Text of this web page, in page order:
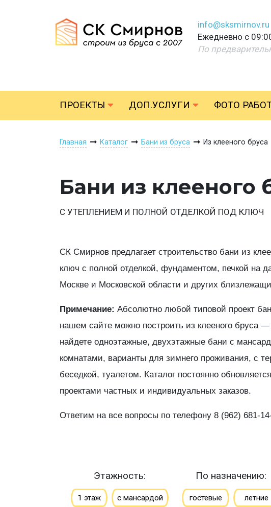
info@sksmirnov.ru
Ежедневно с
По
ПРОЕКТЫ ДОП.УСЛУГИ ФОТО
Главная Каталог Бани из бруса Из клееного бруса
Бани из клееного
С УТЕПЛЕНИЕМ И ПОЛНОЙ ОТДЕЛКОЙ ПОД КЛЮЧ
СК Смирнов предлагает строительство бани из
ключ с полной отделкой, фундаментом, печкой на
Москве и Московской области и других
Примечание: Абсолютно любой типовой проект
нашем сайте можно построить из клееного бруса —
найдете одноэтажные, двухэтажные бани с
комнатами, варианты для зимнего проживания, с
беседкой, туалетом. Каталог постоянно
проектами частных и индивидуальных заказов.
Ответим на все вопросы по телефону 8 (962) 681-
Этажность:
1 этаж с мансардой
По назначению:
гостевые летние